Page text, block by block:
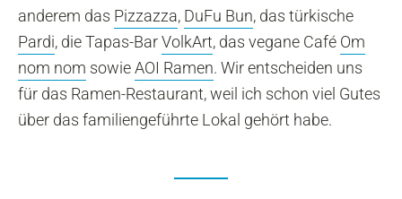
anderem das Pizzazza, DuFu Bun, das türkische
Pardi, die Tapas-BarVolkArt, das vegane Café Om
nom nom sowieAOI Ramen. Wir entscheiden uns
für das Ramen-Restaurant, weil ich schon viel Gutes
über das familiengeführte Lokal gehört habe.